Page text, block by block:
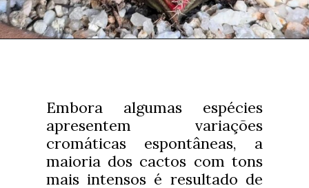
Embora algumas espécies
apresentem variações
cromáticas espontâneas, a
maioria dos cactos com tons
mais intensos é resultado de